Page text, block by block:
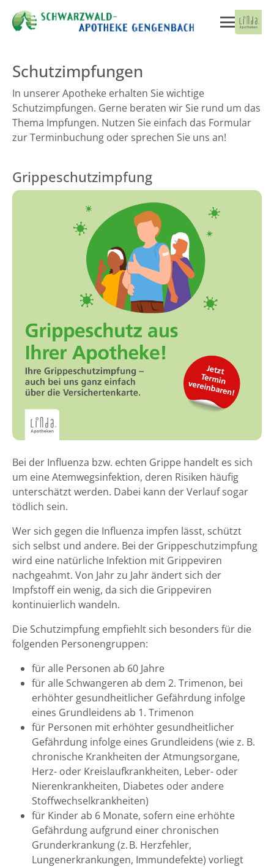
Schutzimpfungen
In unserer Apotheke erhalten Sie wichtige
Schutzimpfungen. Gerne beraten wir Sie rund um das
Thema Impfungen. Nutzen Sie einfach das Formular
zur Terminbuchung oder sprechen Sie uns an!
Grippeschutzimpfung
Bei der Influenza bzw. echten Grippe handelt es sich
um eine Atemwegsinfektion, deren Risiken häufig
unterschätzt werden. Dabei kann der Verlauf sogar
tödlich sein.
Wer sich gegen die Influenza impfen lässt, schützt
sich selbst und andere. Bei der Grippeschutzimpfung
wird eine natürliche Infektion mit Grippeviren
nachgeahmt. Von Jahr zu Jahr ändert sich der
Impfstoff ein wenig, da sich die Grippeviren
kontinuierlich wandeln.
Die Schutzimpfung empfiehlt sich besonders für die
folgenden Personengruppen:
für alle Personen ab 60 Jahre
für alle Schwangeren ab dem 2. Trimenon, bei
erhöhter gesundheitlicher Gefährdung infolge
eines Grundleidens ab 1. Trimenon
für Personen mit erhöhter gesundheitlicher
Gefährdung infolge eines Grundleidens (wie z. B.
chronische Krankheiten der Atmungsorgane,
Herz- oder Kreislaufkrankheiten, Leber- oder
Nierenkrankheiten, Diabetes oder andere
Stoffwechselkrankheiten)
für Kinder ab 6 Monate, sofern eine erhöhte
Gefährdung aufgrund einer chronischen
Grunderkrankung (z. B. Herzfehler,
Lungenerkrankungen, Immundefekte) vorliegt